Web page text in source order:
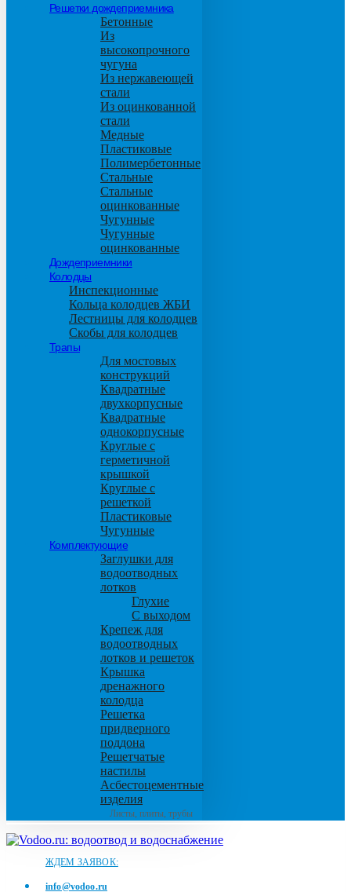
Решетки дождеприемника
Бетонные
Из
высокопрочного
чугуна
Из нержавеющей
стали
Из оцинкованной
стали
Медные
Пластиковые
Полимербетонные
Стальные
Стальные
оцинкованные
Чугунные
Чугунные
оцинкованные
Дождеприемники
Колодцы
Инспекционные
Кольца колодцев ЖБИ
Лестницы для колодцев
Скобы для колодцев
Трапы
Для мостовых
конструкций
Квадратные
двухкорпусные
Квадратные
однокорпусные
Круглые с
герметичной
крышкой
Круглые с
решеткой
Пластиковые
Чугунные
Комплектующие
Заглушки для
водоотводных
лотков
Глухие
С выходом
Крепеж для
водоотводных
лотков и решеток
Крышка
дренажного
колодца
Решетка
придверного
поддона
Решетчатые
настилы
Асбестоцементные
изделия
Листы, плиты, трубы
ЖДЕМ ЗАЯВОК:
info@vodoo.ru